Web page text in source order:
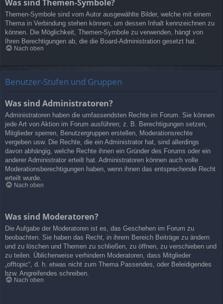
Was sind Themen-Symbole?
Themen-Symbole sind vom Autor ausgewählte Bilder, welche mit einem
Thema in Verbindung stehen können, um dessen Inhalt kennzeichnen zu
können. Die Möglichkeit, Themen-Symbole zu verwenden, hängt von
Ihren Berechtigungen ab, die die Board-Administration gesetzt hat.
Nach oben
Benutzer-Stufen und Gruppen
Was sind Administratoren?
Administratoren haben die umfassendsten Rechte im Forum. Sie können
jede Art von Aktion im Forum ausführen; z. B. Berechtigungen setzen,
Mitglieder sperren, Benutzergruppen erstellen, Moderationsrechte
vergeben usw. Die Rechte, die ein Administrator hat, sind allerdings
davon abhängig, welche Rechte ihnen ein Gründer des Forums oder ein
anderer Administrator erteilt hat. Administratoren können auch volle
Moderationsberechtigungen haben, wenn ihnen das entsprechende Recht
erteilt wurde.
Nach oben
Was sind Moderatoren?
Die Aufgabe der Moderatoren ist es, das Geschehen im Forum zu
beobachten. Sie haben das Recht, in ihrem Bereich Beiträge zu ändern
und zu löschen und Themen zu schließen, zu öffnen, zu verschieben und
zu teilen. Üblicherweise verhindern Moderatoren, dass Mitglieder
„offtopic“, d. h. etwas nicht zum Thema Passendes, oder Beleidigendes
bzw. Angreifendes schreiben.
Nach oben